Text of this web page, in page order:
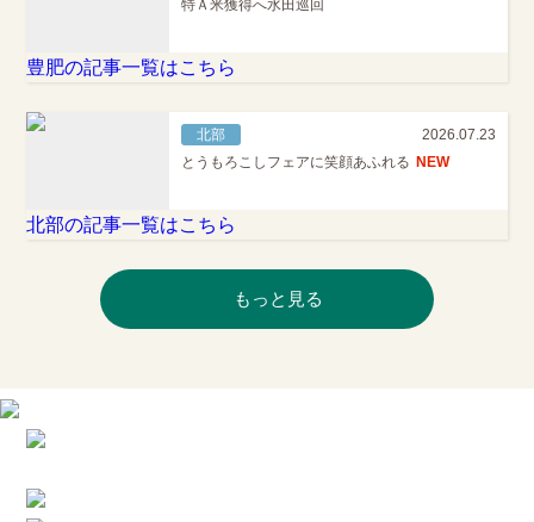
特Ａ米獲得へ水田巡回
豊肥の記事一覧はこちら
北部
2026.07.23
とうもろこしフェアに笑顔あふれる NEW
北部の記事一覧はこちら
もっと見る